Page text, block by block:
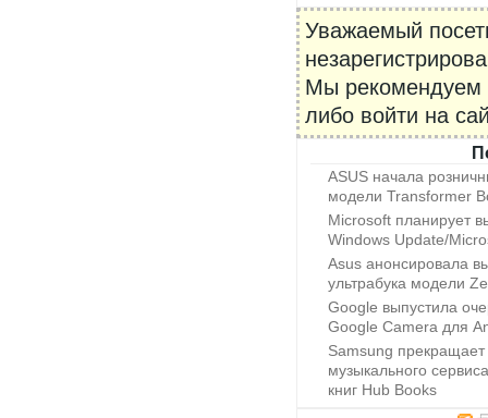
Уважаемый
Мы
либо войти на
ASUS начала
модели Transformer
Microsoft планирует
Windows Update/
Asus анонсировала
ультрабука модели
Google выпустила
Google Camera для
Samsung
музыкального
книг Hub Books